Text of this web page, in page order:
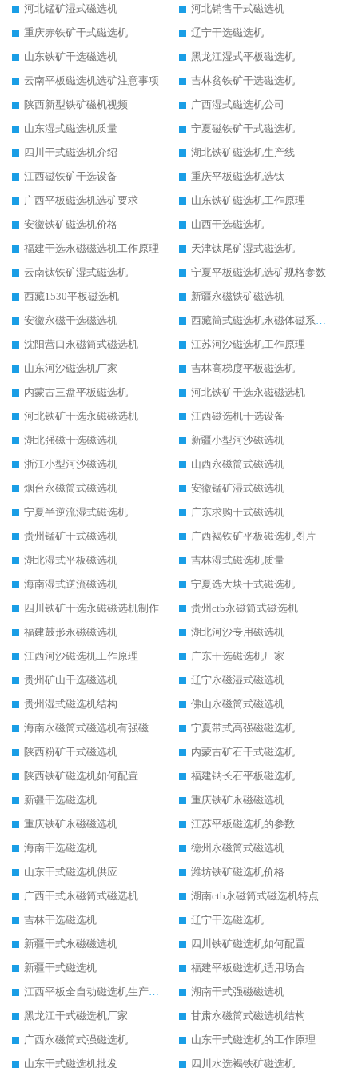
河北锰矿湿式磁选机
河北销售干式磁选机
重庆赤铁矿干式磁选机
辽宁干选磁选机
山东铁矿干选磁选机
黑龙江湿式平板磁选机
云南平板磁选机选矿注意事项
吉林贫铁矿干选磁选机
陕西新型铁矿磁机视频
广西湿式磁选机公司
山东湿式磁选机质量
宁夏磁铁矿干式磁选机
四川干式磁选机介绍
湖北铁矿磁选机生产线
江西磁铁矿干选设备
重庆平板磁选机选钛
广西平板磁选机选矿要求
山东铁矿磁选机工作原理
安徽铁矿磁选机价格
山西干选磁选机
福建干选永磁磁选机工作原理
天津钛尾矿湿式磁选机
云南钛铁矿湿式磁选机
宁夏平板磁选机选矿规格参数
西藏1530平板磁选机
新疆永磁铁矿磁选机
安徽永磁干选磁选机
西藏筒式磁选机永磁体磁系设计
沈阳营口永磁筒式磁选机
江苏河沙磁选机工作原理
山东河沙磁选机厂家
吉林高梯度平板磁选机
内蒙古三盘平板磁选机
河北铁矿干选永磁磁选机
河北铁矿干选永磁磁选机
江西磁选机干选设备
湖北强磁干选磁选机
新疆小型河沙磁选机
浙江小型河沙磁选机
山西永磁筒式磁选机
烟台永磁筒式磁选机
安徽锰矿湿式磁选机
宁夏半逆流湿式磁选机
广东求购干式磁选机
贵州锰矿干式磁选机
广西褐铁矿平板磁选机图片
湖北湿式平板磁选机
吉林湿式磁选机质量
海南湿式逆流磁选机
宁夏选大块干式磁选机
四川铁矿干选永磁磁选机制作
贵州ctb永磁筒式磁选机
福建鼓形永磁磁选机
湖北河沙专用磁选机
江西河沙磁选机工作原理
广东干选磁选机厂家
贵州矿山干选磁选机
辽宁永磁湿式磁选机
贵州湿式磁选机结构
佛山永磁筒式磁选机
海南永磁筒式磁选机有强磁的吗
宁夏带式高强磁磁选机
陕西粉矿干式磁选机
内蒙古矿石干式磁选机
陕西铁矿磁选机如何配置
福建钠长石平板磁选机
新疆干选磁选机
重庆铁矿永磁磁选机
重庆铁矿永磁磁选机
江苏平板磁选机的参数
海南干选磁选机
德州永磁筒式磁选机
山东干式磁选机供应
潍坊铁矿磁选机价格
广西干式永磁筒式磁选机
湖南ctb永磁筒式磁选机特点
吉林干选磁选机
辽宁干选磁选机
新疆干式永磁磁选机
四川铁矿磁选机如何配置
新疆干式磁选机
福建平板磁选机适用场合
江西平板全自动磁选机生产厂家
湖南干式强磁磁选机
黑龙江干式磁选机厂家
甘肃永磁筒式磁选机结构
广西永磁筒式强磁选机
山东干式磁选机的工作原理
山东干式磁选机批发
四川水选褐铁矿磁选机